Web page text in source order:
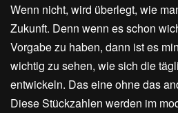
Wenn nicht, wird überlegt, wie
Zukunft. Denn wenn es schon
Vorgabe zu haben, dann ist es
wichtig zu sehen, wie sich die
entwickeln. Das eine ohne das
Diese Stückzahlen werden im